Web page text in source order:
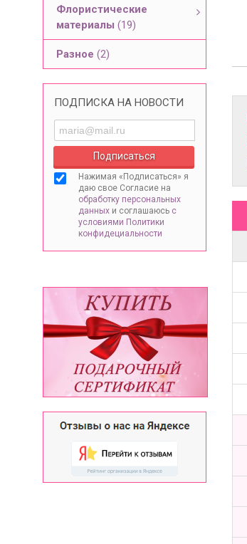
Флористические
материалы (19)
Разное (2)
ПОДПИСКА НА НОВОСТИ
Нажимая «Подписаться» я
даю свое Согласие на
обработку персональных
данных и соглашаюсь с
условиями Политики
конфидециальности